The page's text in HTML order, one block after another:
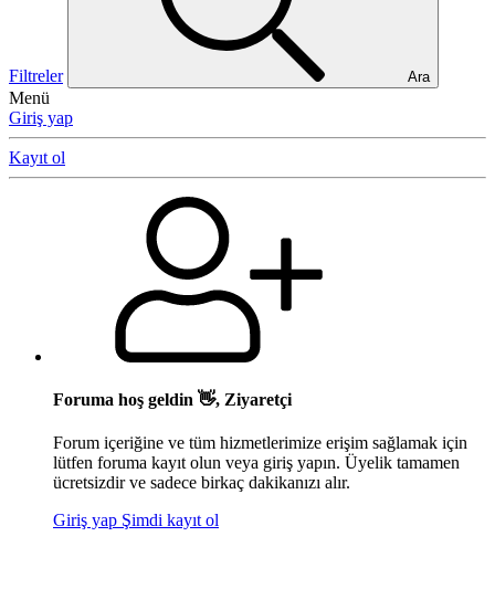
Filtreler Ara
Menü
Giriş yap
Kayıt ol
Foruma hoş geldin 👋, Ziyaretçi
Forum içeriğine ve tüm hizmetlerimize erişim sağlamak için
lütfen foruma kayıt olun veya giriş yapın. Üyelik tamamen
ücretsizdir ve sadece birkaç dakikanızı alır.
Giriş yap Şimdi kayıt ol